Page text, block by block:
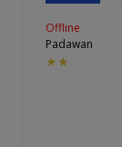
Offline
Padawan
★★